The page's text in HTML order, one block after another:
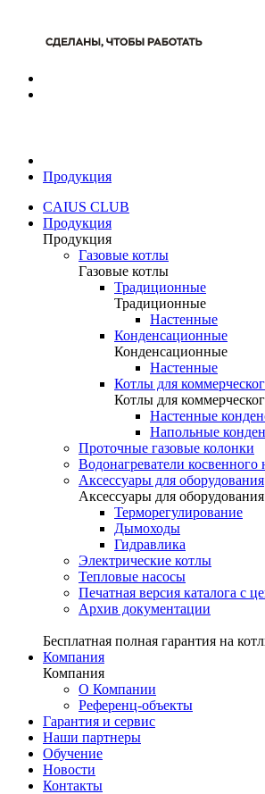
Продукция
CAIUS CLUB
Продукция
Продукция
Газовые котлы
Газовые котлы
Традиционные
Традиционные
Настенные
Конденсационные
Конденсационные
Настенные
Котлы для
Котлы для
Настенные
Напольные
Проточные газовые колонки
Водонагреватели косвенного
Аксессуары для оборудования
Аксессуары для оборудования
Терморегулирование
Дымоходы
Гидравлика
Электрические котлы
Тепловые насосы
Печатная версия каталога с
Архив документации
Бесплатная полная гарантия на
Компания
Компания
О Компании
Референц-объекты
Гарантия и сервис
Наши партнеры
Обучение
Новости
Контакты